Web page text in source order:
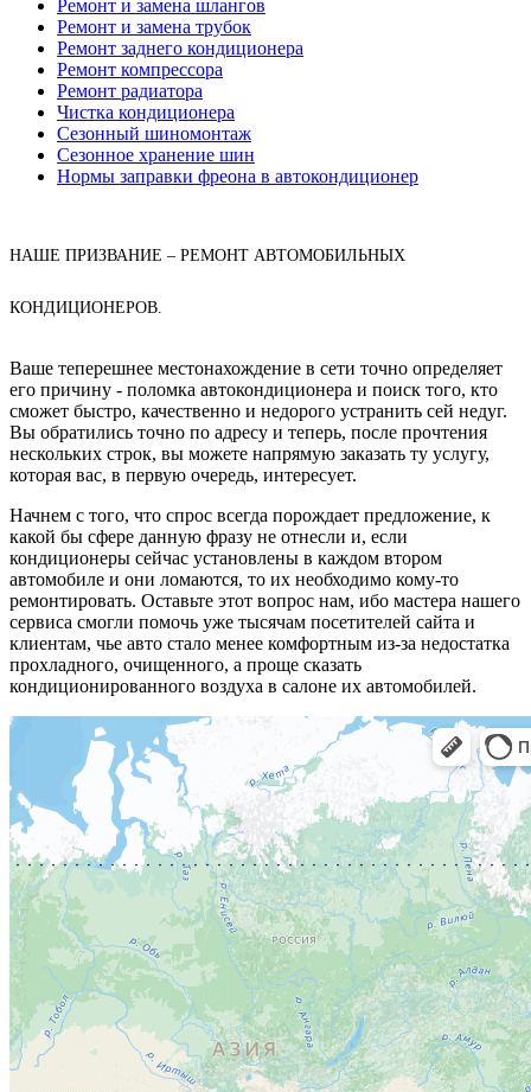
Ремонт и замена шлангов
Ремонт и замена трубок
Ремонт заднего кондиционера
Ремонт компрессора
Ремонт радиатора
Чистка кондиционера
Сезонный шиномонтаж
Сезонное хранение шин
Нормы заправки фреона в автокондиционер
НАШЕ ПРИЗВАНИЕ – РЕМОНТ АВТОМОБИЛЬНЫХ
КОНДИЦИОНЕРОВ.
Ваше теперешнее местонахождение в сети точно определяет
его причину - поломка автокондиционера и поиск того, кто
сможет быстро, качественно и недорого устранить сей недуг.
Вы обратились точно по адресу и теперь, после прочтения
нескольких строк, вы можете напрямую заказать ту услугу,
которая вас, в первую очередь, интересует.
Начнем с того, что спрос всегда порождает предложение, к
какой бы сфере данную фразу не отнесли и, если
кондиционеры сейчас установлены в каждом втором
автомобиле и они ломаются, то их необходимо кому-то
ремонтировать. Оставьте этот вопрос нам, ибо мастера нашего
сервиса смогли помочь уже тысячам посетителей сайта и
клиентам, чье авто стало менее комфортным из-за недостатка
прохладного, очищенного, а проще сказать
кондиционированного воздуха в салоне их автомобилей.